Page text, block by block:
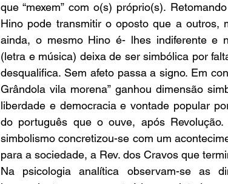
que “mexem” com o(s) próprio(s).
Hino pode transmitir o oposto que a outros,
ainda, o mesmo Hino é- lhes indiferente e
(letra e música) deixa de ser simbólica por
desqualifica. Sem afeto passa a signo. Em
Grândola vila morena” ganhou dimensão
liberdade e democracia e vontade popular
do português que o ouve, após
simbolismo concretizou-se com um
para a sociedade, a Rev. dos Cravos que
Na psicologia analítica observam-se as